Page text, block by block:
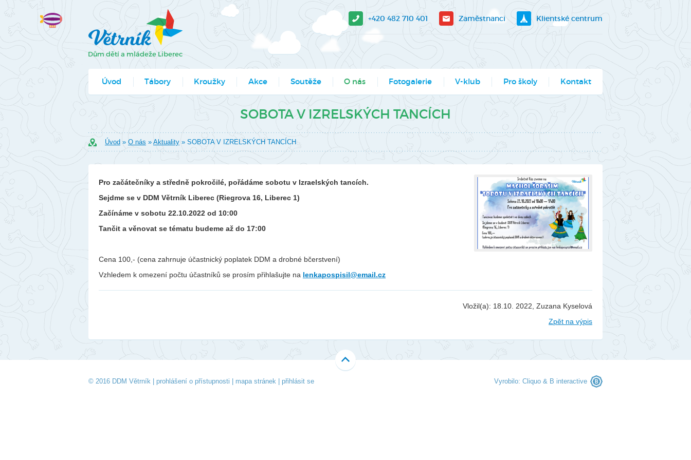
+420 482 710 401 Zaměstnanci Klientské centrum
Úvod Tábory Kroužky
Jak se přihlásit?
Formuláře ke stažení
Akce Soutěže
Moje město Liberec
Umělecké přehlídky
Výsledky soutěží MŠMT -
O nás
Aktuality
Podcasty
Povedlo se
Činnosti
Fotogalerie
Akce
Kroužky
Kurzy, semináře
V-klub
Tábory
Programy pro školy
Akce ve Véčku
Městský parlament
Kontakty
O nás
Pro školy Kontakt
SOBOTA V IZRELSKÝCH TANCÍCH
Úvod » O nás » Aktuality » SOBOTA V IZRELSKÝCH TANCÍCH
Pro začátečníky a středně pokročilé, pořádáme sobotu v Izraelských tancích.
Sejdme se v DDM Větrník Liberec (Riegrova 16, Liberec 1)
Začínáme v sobotu 22.10.2022 od 10:00
Tančit a věnovat se tématu budeme až do 17:00
Cena 100,- (cena zahrnuje účastnický poplatek DDM a drobné bčerstvení)
Vzhledem k omezení počtu účastníků se prosím přihlašujte na lenkapospisil@email.cz
Vložil(a): 18.10. 2022, Zuzana Kyselová
Zpět na výpis
© 2016 DDM Větrník | prohlášení o přístupnosti mapa stránek přihlásit se Vyrobilo: Cliquo & B interactive